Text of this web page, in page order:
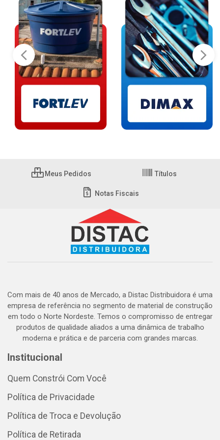
Meus Pedidos Títulos
Notas Fiscais
Com mais de 40 anos de Mercado, a Distac Distribuidora é uma
empresa de referência no segmento de material de construção
em todo o Norte Nordeste. Temos o compromisso de entregar
produtos de qualidade aliados a uma dinâmica de trabalho
moderna e prática e de parceria com grandes marcas.
Institucional
Quem Constrói Com Você
Política de Privacidade
Política de Troca e Devolução
Política de Retirada